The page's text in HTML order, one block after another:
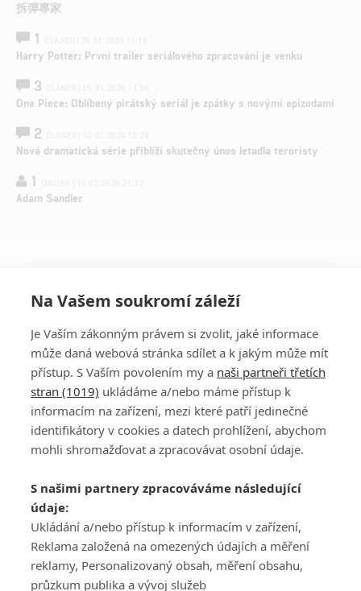
拆彈專家
1
Harry Potter: První trailer seriálového zpracování je venku
3
One Piece: Oblíbený pirátský seriál je zpátky s novými epizodami
2
Nová dramatická série přiblíží skutečný únos letadla teroristy
1
Adam Sandler
PŘIHLÁSIT
REGISTROVAT
DISKUZE
Šéfredaktorkou webu jePetr Slavík, e-mailserialy@fandimefilmu.cz
Máte-li zájem o inzerci na našem webu napište nám na e-mail
studio@koncal.com
Ochrana osobních údajů|Zásady používání cookies |Pravidla webu
Upravit nastavení soukromí
Na Vašem soukromí záleží
Je Vaším zákonným právem si zvolit, jaké informace
může daná webová stránka sdílet a k jakým může mít
přístup. S Vaším povolením my a naši partneři třetích
stran (1019) ukládáme a/nebo máme přístup k
informacím na zařízení, mezi které patří jedinečné
identifikátory v cookies a datech prohlížení, abychom
mohli shromažďovat a zpracovávat osobní údaje.
S našimi partnery zpracováváme následující
údaje:
Ukládání a/nebo přístup k informacím v zařízení,
Reklama založená na omezených údajích a měření
reklamy, Personalizovaný obsah, měření obsahu,
průzkum publika a vývoj služeb